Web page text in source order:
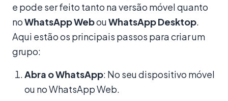
e pode ser feito tanto na versão móvel quanto
noWhatsApp WebouWhatsApp Desktop.
Aqui estão os principais passos para criar um
grupo:
Abra o WhatsApp: No seu dispositivo móvel
ou no WhatsApp Web.